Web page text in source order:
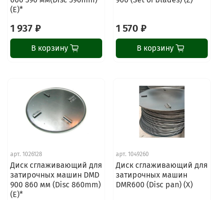
(E)*
1 937 ₽
В корзину
1 570 ₽
В корзину
арт. 1026128
Диск сглаживающий для
затирочных машин DMD
900 860 мм (Disc 860mm)
(E)*
арт. 1049260
Диск сглаживающий для
затирочных машин
DMR600 (Disc pan) (X)